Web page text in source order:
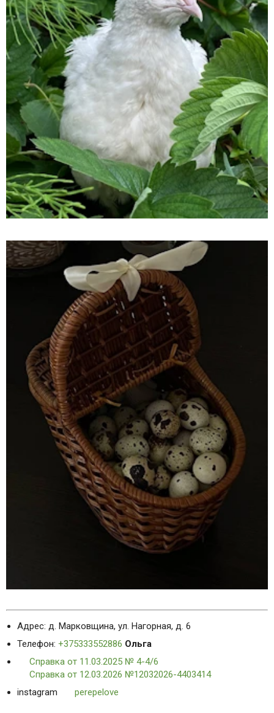
Адрес: д. Марковщина, ул. Нагорная, д. 6
Телефон: +375333552886 Ольга
Справка от 11.03.2025 № 4-4/6
Справка от 12.03.2026 №12032026-4403414
instagram
perepelove